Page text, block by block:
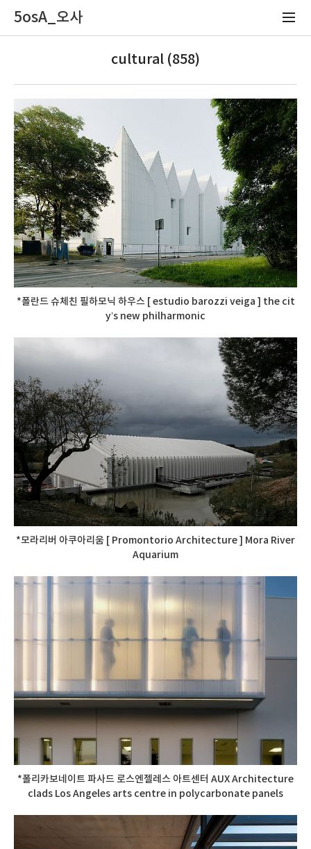
5osA_오사
cultural (858)
*폴란드 슈체친 필하모닉 하우스 [ estudio barozzi veiga ] the cit
y’s new philharmonic
*모라리버 아쿠아리움 [ Promontorio Architecture ] Mora River
Aquarium
*폴리카보네이트 파사드 로스엔젤레스 아트센터 AUX Architecture
clads Los Angeles arts centre in polycarbonate panels